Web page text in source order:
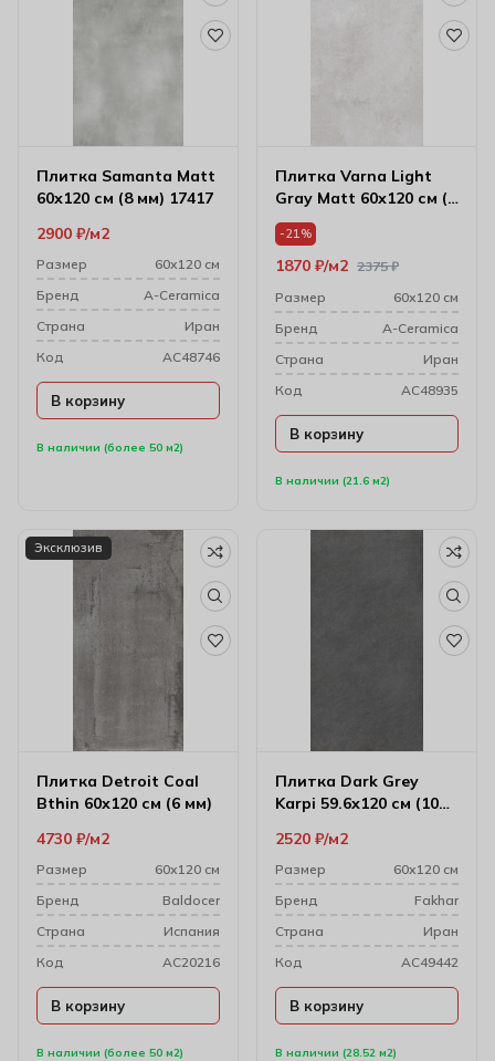
Плитка Samanta Matt
60х120 см (8 мм) 17417
В наличии (более 50 м2)
2900 ₽ м2
Размер
60х120 см
Бренд
A-Ceramica
Cтрана
Иран
Код
AC48746
В корзину
Плитка Varna Light
Gray Matt 60х120 см (8
мм) 174400
В наличии (21.6 м2)
-21%
2375₽
1870 ₽ м2
Размер
60х120 см
Бренд
A-Ceramica
Cтрана
Иран
Код
AC48935
В корзину
Эксклюзив
Плитка Detroit Coal
Bthin 60х120 см (6 мм)
В наличии (более 50 м2)
4730 ₽ м2
Размер
60х120 см
Бренд
Baldocer
Cтрана
Испания
Код
AC20216
В корзину
Плитка Dark Grey
Karpi 59.6х120 см (10
В наличии (28.52 м2)
2520 ₽ м2
Размер
60х120 см
Бренд
Fakhar
Cтрана
Иран
Код
AC49442
В корзину